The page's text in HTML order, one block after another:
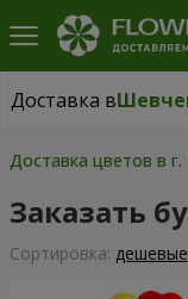
Доставка в
Доставка в
Доставка цветов в
Заказать
Cортировка: дешевые